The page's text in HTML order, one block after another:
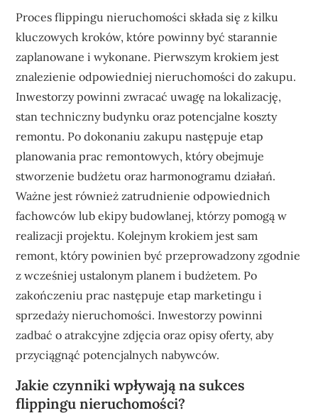
Proces flippingu nieruchomości składa się z kilku
kluczowych kroków, które powinny być starannie
zaplanowane i wykonane. Pierwszym krokiem jest
znalezienie odpowiedniej nieruchomości do zakupu.
Inwestorzy powinni zwracać uwagę na lokalizację,
stan techniczny budynku oraz potencjalne koszty
remontu. Po dokonaniu zakupu następuje etap
planowania prac remontowych, który obejmuje
stworzenie budżetu oraz harmonogramu działań.
Ważne jest również zatrudnienie odpowiednich
fachowców lub ekipy budowlanej, którzy pomogą w
realizacji projektu. Kolejnym krokiem jest sam
remont, który powinien być przeprowadzony zgodnie
z wcześniej ustalonym planem i budżetem. Po
zakończeniu prac następuje etap marketingu i
sprzedaży nieruchomości. Inwestorzy powinni
zadbać o atrakcyjne zdjęcia oraz opisy oferty, aby
przyciągnąć potencjalnych nabywców.
Jakie czynniki wpływają na sukces
flippingu nieruchomości?